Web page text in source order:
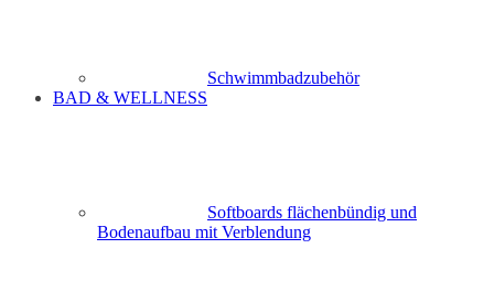
Schwimmbadzubehör
BAD & WELLNESS
Softboards flächenbündig und
Bodenaufbau mit Verblendung